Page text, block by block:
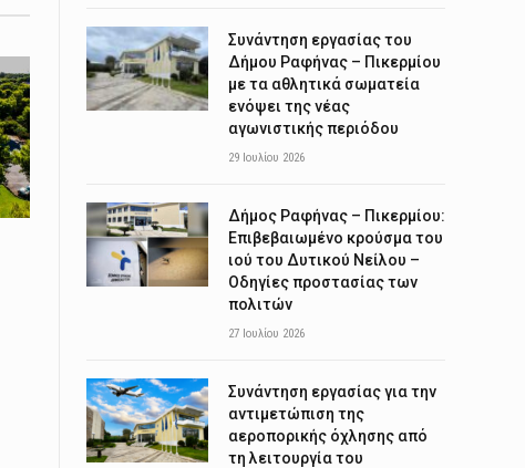
Συνάντηση εργασίας του
Δήμου Ραφήνας – Πικερμίου
με τα αθλητικά σωματεία
ενόψει της νέας
αγωνιστικής περιόδου
29 Ιουλίου 2026
Δήμος Ραφήνας – Πικερμίου:
Επιβεβαιωμένο κρούσμα του
ιού του Δυτικού Νείλου –
Οδηγίες προστασίας των
πολιτών
27 Ιουλίου 2026
Συνάντηση εργασίας για την
αντιμετώπιση της
αεροπορικής όχλησης από
τη λειτουργία του